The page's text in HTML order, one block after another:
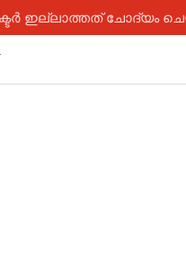
ഇല്ലാത്തത് ചോദ്യം